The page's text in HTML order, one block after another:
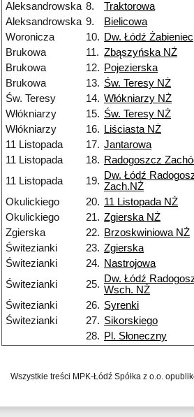
Aleksandrowska 8. Traktorowa
Aleksandrowska 9. Bielicowa
Woronicza
10. Dw. Łódź Żabieniec
Brukowa
11. Zbąszyńska NŻ
Brukowa
12. Pojezierska
Brukowa
13. Św. Teresy NŻ
Św. Teresy
14. Włókniarzy NŻ
Włókniarzy
15. Św. Teresy NŻ
Włókniarzy
16. Liściasta NŻ
11 Listopada
17. Jantarowa
11 Listopada
18. Radogoszcz
11 Listopada
19. Dw. Łódź
Zach.NŻ
Okulickiego
20. 11 Listopada NŻ
Okulickiego
21. Zgierska NŻ
Zgierska
22. Brzoskwiniowa NŻ
Świtezianki
23. Zgierska
Świtezianki
24. Nastrojowa
Świtezianki
25. Dw. Łódź
Wsch. NŻ
Świtezianki 26. Syrenki
Świtezianki
27. Sikorskiego
28. Pl. Słoneczny
Wszystkie treści MPK-Łódź Spółka z o.o.